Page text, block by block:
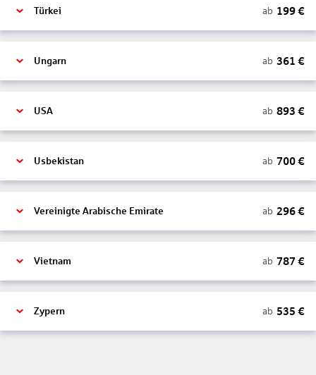
Türkei ab 199€
Ungarn ab 361 €
USA ab 893 €
Usbekistan ab 700€
Vereinigte Arabische Emirate ab 296€
Vietnam ab 787 €
Zypern ab 535 €